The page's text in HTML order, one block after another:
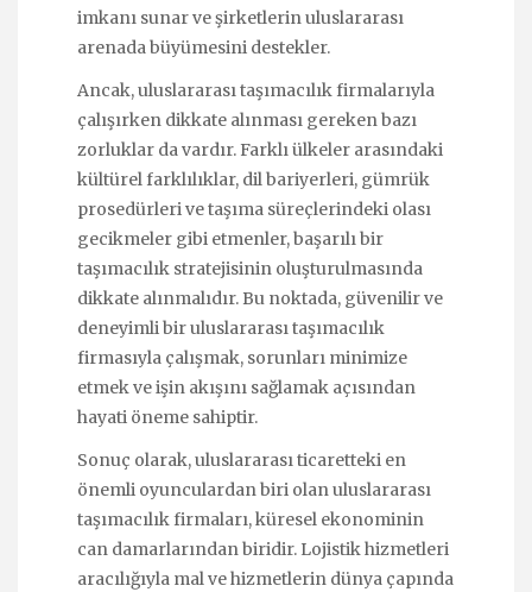
imkanı sunar ve şirketlerin uluslararası
arenada büyümesini destekler.
Ancak, uluslararası taşımacılık firmalarıyla
çalışırken dikkate alınması gereken bazı
zorluklar da vardır. Farklı ülkeler arasındaki
kültürel farklılıklar, dil bariyerleri, gümrük
prosedürleri ve taşıma süreçlerindeki olası
gecikmeler gibi etmenler, başarılı bir
taşımacılık stratejisinin oluşturulmasında
dikkate alınmalıdır. Bu noktada, güvenilir ve
deneyimli bir uluslararası taşımacılık
firmasıyla çalışmak, sorunları minimize
etmek ve işin akışını sağlamak açısından
hayati öneme sahiptir.
Sonuç olarak, uluslararası ticaretteki en
önemli oyunculardan biri olan uluslararası
taşımacılık firmaları, küresel ekonominin
can damarlarından biridir. Lojistik hizmetleri
aracılığıyla mal ve hizmetlerin dünya çapında